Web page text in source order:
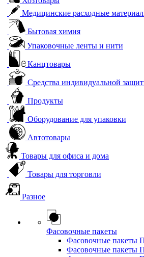
Медицинские расходные
Бытовая химия
Упаковочные ленты и нити
Канцтовары
Средства индивидуальной
Продукты
Оборудование для упаковки
Автотовары
Товары для офиса и дома
Товары для торговли
Разное
Фасовочные пакеты
Фасовочные пакеты
Фасовочные пакеты